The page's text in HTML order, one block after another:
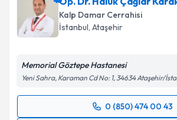
Kalp Damar Cerrahisi
İstanbul, Ataşehir
Memorial Göztepe Hastanesi
Yeni Sahra, Karaman Cd No: 1, 34634 Ataşehir/
0 (850) 474 00 43
Randevu Takvimi Talebi